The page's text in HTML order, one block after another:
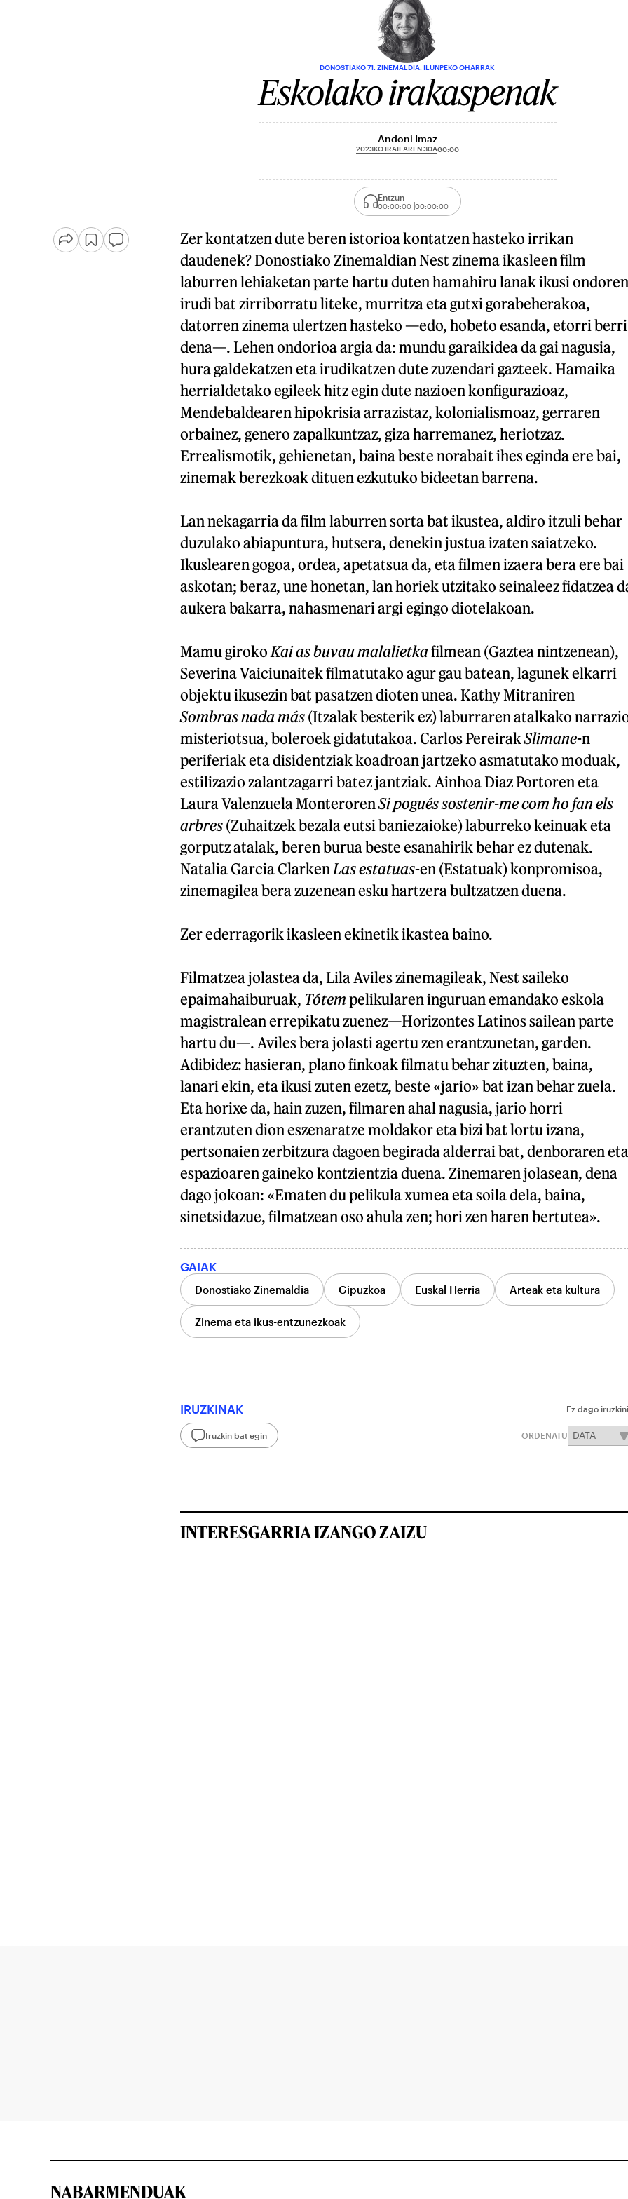
DONOSTIAKO 71. ZINEMALDIA. ILUNPEKO OHARRAK
Eskolako irakaspenak
Andoni Imaz
2023KO IRAILAREN 30A00:00
Entzun
00:00:00 00:00:00
Zer kontatzen dute beren istorioa kontatzen hasteko irrikan
daudenek? Donostiako Zinemaldian Nest zinema ikasleen film
laburren lehiaketan parte hartu duten hamahiru lanak ikusi
irudi bat zirriborratu liteke, murritza eta gutxi gorabeherakoa,
datorren zinema ulertzen hasteko —edo, hobeto esanda, etorri berri
dena—. Lehen ondorioa argia da: mundu garaikidea da gai nagusia,
hura galdekatzen eta irudikatzen dute zuzendari gazteek. Hamaika
herrialdetako egileek hitz egin dute nazioen konfigurazioaz,
Mendebaldearen hipokrisia arrazistaz, kolonialismoaz, gerraren
orbainez, genero zapalkuntzaz, giza harremanez, heriotzaz.
Errealismotik, gehienetan, baina beste norabait ihes eginda ere bai,
zinemak berezkoak dituen ezkutuko bideetan barrena.
Lan nekagarria da film laburren sorta bat ikustea, aldiro itzuli behar
duzulako abiapuntura, hutsera, denekin justua izaten saiatzeko.
Ikuslearen gogoa, ordea, apetatsua da, eta filmen izaera bera ere bai
askotan; beraz, une honetan, lan horiek utzitako seinaleez fidatzea
aukera bakarra, nahasmenari argi egingo diotelakoan.
Mamu giroko Kai as buvau malalietkafilmean (Gaztea nintzenean),
Severina Vaiciunaitek filmatutako agur gau batean, lagunek elkarri
objektu ikusezin bat pasatzen dioten unea. Kathy Mitraniren
Sombras nada más(Itzalak besterik ez) laburraren atalkako
misteriotsua, boleroek gidatutakoa. Carlos PereirakSlimane-n
periferiak eta disidentziak koadroan jartzeko asmatutako moduak,
estilizazio zalantzagarri batez jantziak. Ainhoa Diaz Portoren eta
Laura Valenzuela MonterorenSi pogués sostenir-me com ho fan els
arbres(Zuhaitzek bezala eutsi baniezaioke) laburreko keinuak eta
gorputz atalak, beren burua beste esanahirik behar ez dutenak.
Natalia Garcia Clarken Las estatuas-en (Estatuak) konpromisoa,
zinemagilea bera zuzenean esku hartzera bultzatzen duena.
Zer ederragorik ikasleen ekinetik ikastea baino.
Filmatzea jolastea da, Lila Aviles zinemagileak, Nest saileko
epaimahaiburuak, Tótem pelikularen inguruan emandako eskola
magistralean errepikatu zuenez—Horizontes Latinos sailean parte
hartu du—. Aviles bera jolasti agertu zen erantzunetan, garden.
Adibidez: hasieran, plano finkoak filmatu behar zituzten, baina,
lanari ekin, eta ikusi zuten ezetz, beste «jario» bat izan behar zuela.
Eta horixe da, hain zuzen, filmaren ahal nagusia, jario horri
erantzuten dion eszenaratze moldakor eta bizi bat lortu izana,
pertsonaien zerbitzura dagoen begirada alderrai bat, denboraren eta
espazioaren gaineko kontzientzia duena. Zinemaren jolasean, dena
dago jokoan: «Ematen du pelikula xumea eta soila dela, baina,
sinetsidazue, filmatzean oso ahula zen; hori zen haren bertutea».
GAIAK
Donostiako Zinemaldia Gipuzkoa Euskal Herria Arteak eta kultura
Zinema eta ikus-entzunezkoak
IRUZKINAK Ez dago
Iruzkin bat egin ORDENATU
INTERESGARRIA IZANGO ZAIZU
NABARMENDUAK